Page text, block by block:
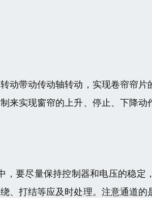
动带动传动轴转动，实现卷帘帘
来实现窗帘的上升、停止、下降
，要尽量保持控制器和电压的稳
、打结等应及时处理。注意通道